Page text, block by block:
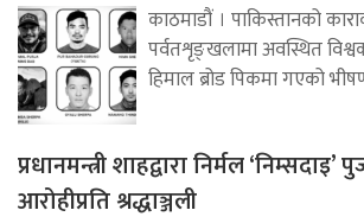
काठमाडौं । पाकिस्तानको
पर्वतशृङ्खलामा अवस्थित
हिमाल ब्रोड पिकमा गएको
प्रधानमन्त्री शाहद्वारा निर्मल
आरोहीप्रति श्रद्धाञ्जली